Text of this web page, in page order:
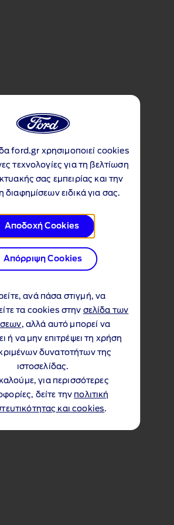
ford.gr χρησιμοποιεί cookies
τεχνολογίες για τη βελτίωση
σας εμπειρίας και την
διαφημίσεων ειδικά για σας.
Αποδοχή Cookies
Απόρριψη Cookies
ανά πάσα στιγμή, να
τα cookies στην σελίδα των
, αλλά αυτό μπορεί να
ή να μην επιτρέψει τη χρήση
δυνατοτήτων της
ιστοσελίδας.
για περισσότερες
δείτε την πολιτική
και cookies.